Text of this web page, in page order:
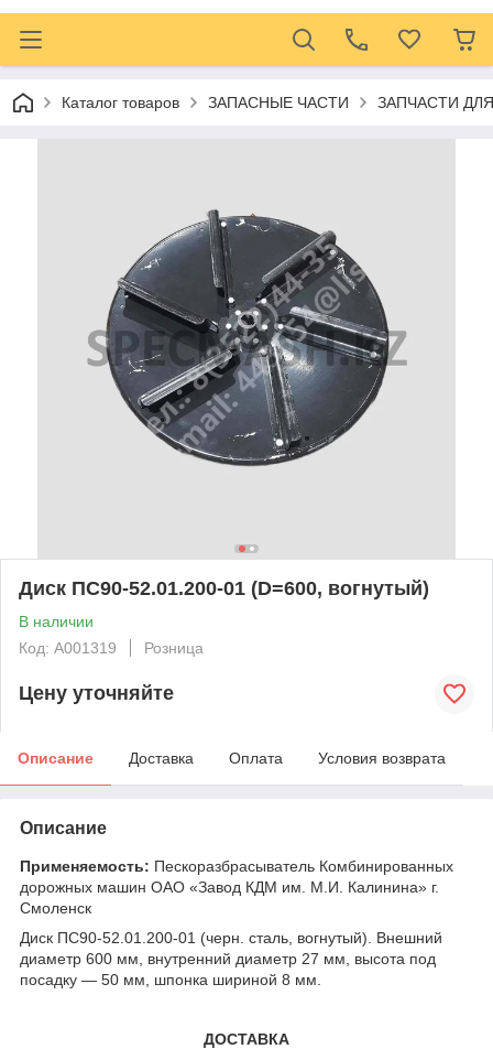
Каталог товаров ЗАПАСНЫЕ ЧАСТИ ЗАПЧАСТИ
Диск ПС90-52.01.200-01 (D=600, вогнутый)
В наличии
Код: А001319
Розница
Цену уточняйте
Описание Доставка Оплата Условия возврата
Описание
Применяемость: Пескоразбрасыватель Комбинированных
дорожных машин ОАО «Завод КДМ им. М.И. Калинина» г.
Смоленск
Диск ПС90-52.01.200-01 (черн. сталь, вогнутый). Внешний
диаметр 600 мм, внутренний диаметр 27 мм, высота под
посадку — 50 мм, шпонка шириной 8 мм.
ДОСТАВКА